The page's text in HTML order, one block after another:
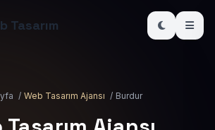
Tasarım
/ Web Tasarım Ajansı / Burdur